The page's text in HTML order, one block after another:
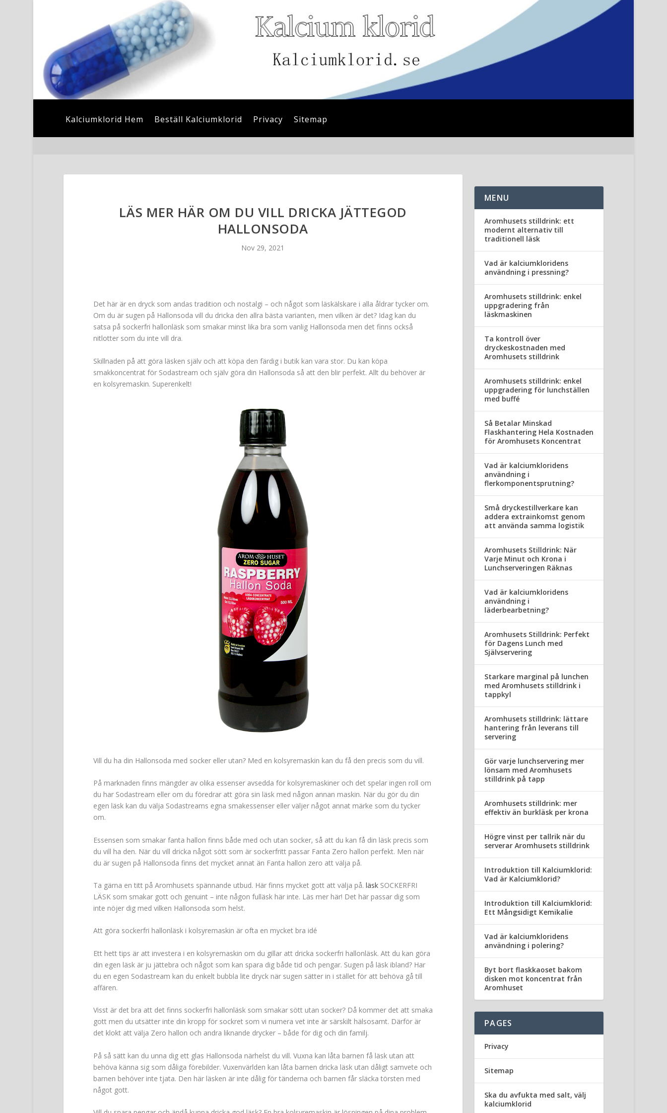
Kalciumklorid Hem Beställ Kalciumklorid Privacy Sitemap
LÄS MER HÄR OM DU VILL DRICKA JÄTTEGOD
HALLONSODA
Nov 29, 2021
Det här är en dryck som andas tradition och nostalgi – och något som läskälskare i alla åldrar tycker om.
Om du är sugen på Hallonsoda vill du dricka den allra bästa varianten, men vilken är det? Idag kan du
satsa på sockerfri hallonläsk som smakar minst lika bra som vanlig Hallonsoda men det finns också
nitlotter som du inte vill dra.
Skillnaden på att göra läsken själv och att köpa den färdig i butik kan vara stor. Du kan köpa
smakkoncentrat för Sodastream och själv göra din Hallonsoda så att den blir perfekt. Allt du behöver är
en kolsyremaskin. Superenkelt!
Vill du ha din Hallonsoda med socker eller utan? Med en kolsyremaskin kan du få den precis som du vill.
På marknaden finns mängder av olika essenser avsedda för kolsyremaskiner och det spelar ingen roll om
du har Sodastream eller om du föredrar att göra sin läsk med någon annan maskin. När du gör du din
egen läsk kan du välja Sodastreams egna smakessenser eller väljer något annat märke som du tycker
om.
Essensen som smakar fanta hallon finns både med och utan socker, så att du kan få din läsk precis som
du vill ha den. När du vill dricka något sött som är sockerfritt passar Fanta Zero hallon perfekt. Men när
du är sugen på Hallonsoda finns det mycket annat än Fanta hallon zero att välja på.
Ta gärna en titt på Aromhusets spännande utbud. Här finns mycket gott att välja på. läskSOCKERFRI
LÄSK som smakar gott och genuint – inte någon fulläsk här inte. Läs mer här! Det här passar dig som
inte nöjer dig med vilken Hallonsoda som helst.
Att göra sockerfri hallonläsk i kolsyremaskin är ofta en mycket bra idé
Ett hett tips är att investera i en kolsyremaskin om du gillar att dricka sockerfri hallonläsk. Att du kan göra
din egen läsk är ju jättebra och något som kan spara dig både tid och pengar. Sugen på läsk ibland? Har
du en egen Sodastream kan du enkelt bubbla lite dryck när sugen sätter in i stället för att behöva gå till
affären.
Visst är det bra att det finns sockerfri hallonläsk som smakar sött utan socker? Då kommer det att smaka
gott men du utsätter inte din kropp för sockret som vi numera vet inte är särskilt hälsosamt. Därför är
det klokt att välja Zero hallon och andra liknande drycker – både för dig och din familj.
På så sätt kan du unna dig ett glas Hallonsoda närhelst du vill. Vuxna kan låta barnen få läsk utan att
behöva känna sig som dåliga förebilder. Vuxenvärlden kan låta barnen dricka läsk utan dåligt samvete och
barnen behöver inte tjata. Den här läsken är inte dålig för tänderna och barnen får släcka törsten med
något gott.
MENU
Aromhusets stilldrink: ett
modernt alternativ till
traditionell läsk
Vad är kalciumkloridens
användning i pressning?
Aromhusets stilldrink: enkel
uppgradering från
läskmaskinen
Ta kontroll över
dryckeskostnaden med
Aromhusets stilldrink
Aromhusets stilldrink: enkel
uppgradering för lunchställen
med buffé
Så Betalar Minskad
Flaskhantering Hela Kostnaden
för Aromhusets Koncentrat
Vad är kalciumkloridens
användning i
flerkomponentsprutning?
Små dryckestillverkare kan
addera extrainkomst genom
att använda samma logistik
Aromhusets Stilldrink: När
Varje Minut och Krona i
Lunchserveringen Räknas
Vad är kalciumkloridens
användning i
läderbearbetning?
Aromhusets Stilldrink: Perfekt
för Dagens Lunch med
Självservering
Starkare marginal på lunchen
med Aromhusets stilldrink i
tappkyl
Aromhusets stilldrink: lättare
hantering från leverans till
servering
Gör varje lunchservering mer
lönsam med Aromhusets
stilldrink på tapp
Aromhusets stilldrink: mer
effektiv än burkläsk per krona
Högre vinst per tallrik när du
serverar Aromhusets stilldrink
Introduktion till Kalciumklorid:
Vad är Kalciumklorid?
Introduktion till Kalciumklorid:
Ett Mångsidigt Kemikalie
Vad är kalciumkloridens
användning i polering?
Byt bort flaskkaoset bakom
disken mot koncentrat från
Aromhuset
PAGES
Privacy
Sitemap
Ska du avfukta med salt, välj
kalciumklorid